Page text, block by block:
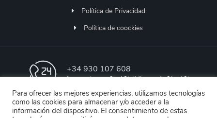
Política de Privacidad
Política de coockies
+34 930 107 608
Lunes a Jueves 9h-18h | Viernes de 9h - 13h
soporte@designstore.es
Soporte Online
Para ofrecer las mejores experiencias, utilizamos tecnologías
como las cookies para almacenar y/o acceder a la
información del dispositivo. El consentimiento de estas